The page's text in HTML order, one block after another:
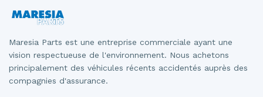
Maresia Parts est une entreprise commerciale ayant une
vision respectueuse de l'environnement. Nous achetons
principalement des véhicules récents accidentés auprès des
compagnies d'assurance.